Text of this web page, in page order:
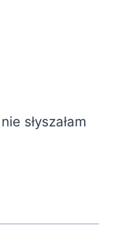
słyszałam